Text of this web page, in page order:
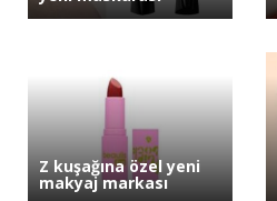
Z kuşağına özel yeni
makyaj markası